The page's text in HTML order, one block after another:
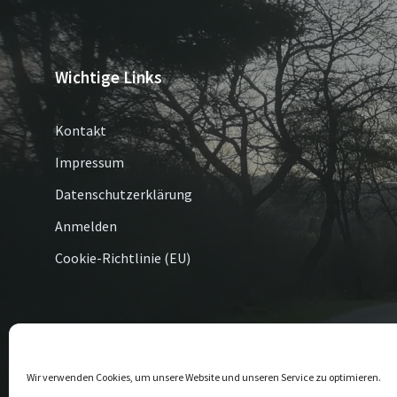
Wir verwenden Cookies, um unsere Website und unseren Service zu optimieren.
Wichtige Links
Kontakt
Impressum
Datenschutzerklärung
Anmelden
Cookie-Richtlinie (EU)